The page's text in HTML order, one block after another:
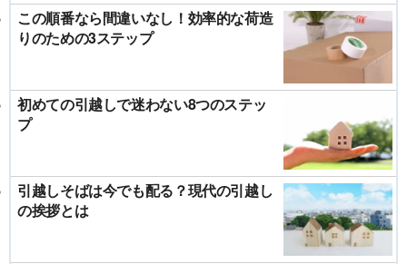
この順番なら間違いなし！効率的な荷造
りのための3ステップ
初めての引越しで迷わない8つのステッ
プ
引越しそばは今でも配る？現代の引越し
の挨拶とは